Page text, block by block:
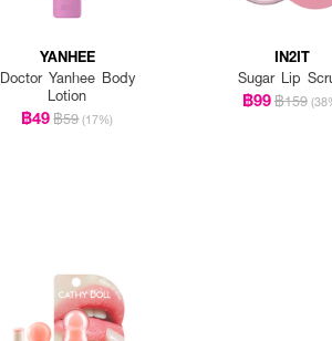
YANHEE
Doctor Yanhee Body
Lotion
฿49฿59 (17%)
IN2IT
Sugar Lip
฿99฿159